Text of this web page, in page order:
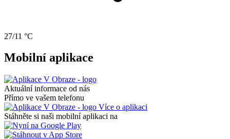
27/11 °C
Mobilní aplikace
Aktuální informace od nás
Přímo ve vašem telefonu
Více o aplikaci
Stáhněte si naši mobilní aplikaci na